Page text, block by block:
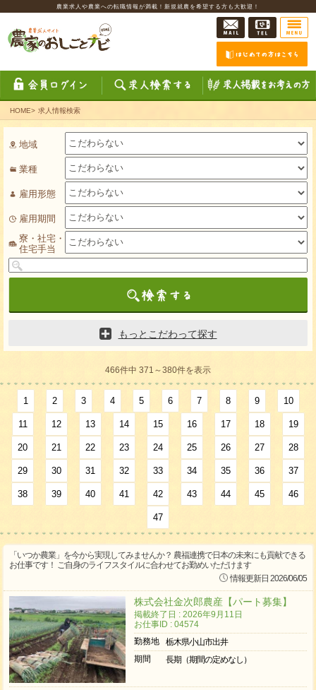
農業求人や農業への転職情報が満載！新規就農を希望する方も大歓迎！
HOME> 求人情報検索
地域
業種
雇用形態
雇用期間
寮・社宅・
住宅手当
もっとこだわって探す
466件中 371～380件を表示
1 2 3 4 5 6 7 8 9 10
11 12 13 14 15 16 17 18 19
20 21 22 23 24 25 26 27 28
29 30 31 32 33 34 35 36 37
38 39 40 41 42 43 44 45 46
47
「いつか農業」を今から実現してみませんか？ 農福連携で日本の未来にも貢献できる
お仕事です！ ご自身のライフスタイルに合わせてお勤めいただけます
情報更新日 2026/06/05
株式会社金次郎農産【パート募集】
掲載終了日 : 2026年9月11日
お仕事ID : 04574
勤務地
栃木県小山市出井
期間
長期（期間の定めなし）